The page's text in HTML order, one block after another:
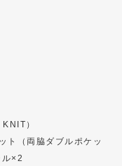
）
ト（両脇ダブルポケッ
ル×2